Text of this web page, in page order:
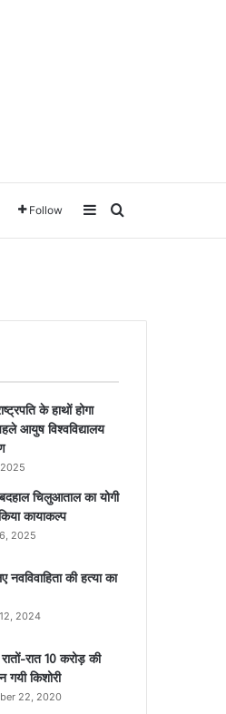
Follow SidebarSearch for
के हाथों होगा
आयुष विश्वविद्यालय
चिलुआताल का योगी
कायाकल्प
2025
की हत्या का
2024
रात 10 करोड़ की
गयी किशोरी
22, 2020